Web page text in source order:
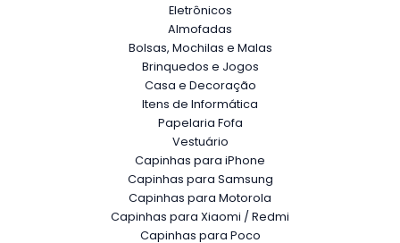
Eletrônicos
Almofadas
Bolsas, Mochilas e Malas
Brinquedos e Jogos
Casa e Decoração
Itens de Informática
Papelaria Fofa
Vestuário
Capinhas para iPhone
Capinhas para Samsung
Capinhas para Motorola
Capinhas para Xiaomi / Redmi
Capinhas para Poco